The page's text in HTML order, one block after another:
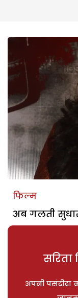
फिल्म
अब गलती
सरिता
अपनी पसंदीदा